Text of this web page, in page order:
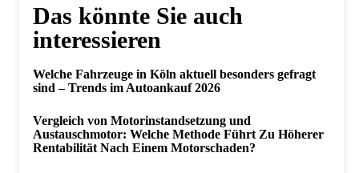
Das könnte Sie auch
interessieren
Welche Fahrzeuge in Köln aktuell besonders gefragt
sind – Trends im Autoankauf 2026
Vergleich von Motorinstandsetzung und
Austauschmotor: Welche Methode Führt Zu Höherer
Rentabilität Nach Einem Motorschaden?